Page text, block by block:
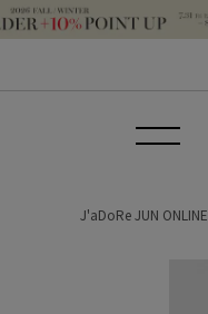
J'aDoRe JUN ONLINE